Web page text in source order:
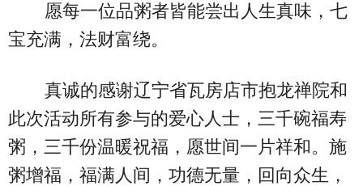
愿每一位品粥者皆能尝出人生真味，七
宝充满，法财富绕。
真诚的感谢辽宁省瓦房店市抱龙禅院和
此次活动所有参与的爱心人士，三千碗福寿
粥，三千份温暖祝福，愿世间一片祥和。施
粥增福，福满人间，功德无量，回向众生，